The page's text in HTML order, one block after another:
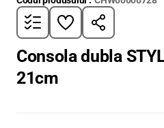
Consola dubla
21cm